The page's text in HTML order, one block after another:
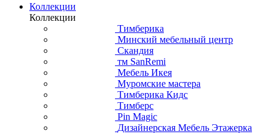
Коллекции
Коллекции
Тимберика
Минский мебельный центр
Скандия
тм SanRemi
Мебель Икея
Муромские мастера
Тимберика Кидс
Тимберс
Pin Magic
Дизайнерская Мебель Этажерка